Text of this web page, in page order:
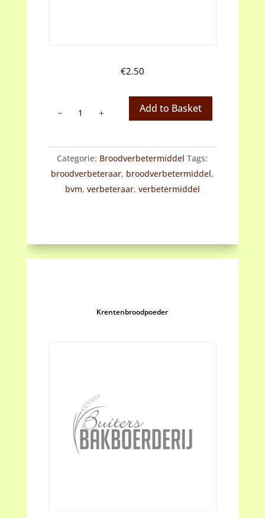
€2.50
Add to Basket
Categorie: Broodverbetermiddel Tags:
broodverbeteraar, broodverbetermiddel,
bvm, verbeteraar, verbetermiddel
Krentenbroodpoeder